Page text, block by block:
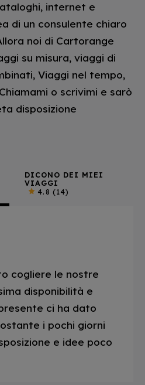
internet e
di un consulente chiaro
noi di Cartorange
su misura, viaggi di
Viaggi nel tempo,
o scrivimi e sarò
disposizione
DICONO DEI MIEI
VIAGGI
4.8 (14)
cogliere le nostre
disponibilità e
ci ha dato
i pochi giorni
e idee poco